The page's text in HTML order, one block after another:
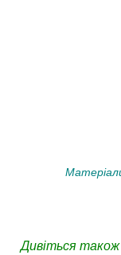
Дивіться також